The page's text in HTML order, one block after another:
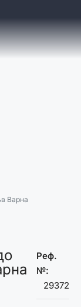
Варна
Реф.
№:
29372